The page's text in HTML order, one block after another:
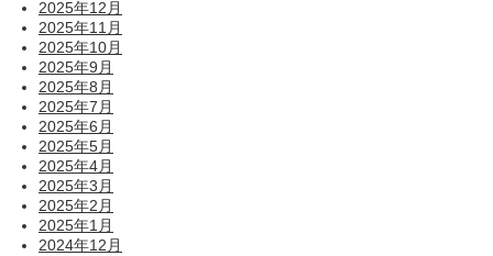
2025年12月
2025年11月
2025年10月
2025年9月
2025年8月
2025年7月
2025年6月
2025年5月
2025年4月
2025年3月
2025年2月
2025年1月
2024年12月